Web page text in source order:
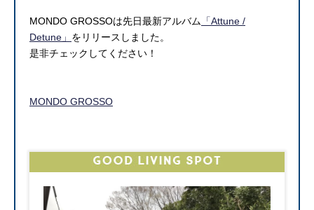
MONDO GROSSOは先日最新アルバム 「Attune /
Detune」 をリリースしました。
是非チェックしてください！
MONDO GROSSO